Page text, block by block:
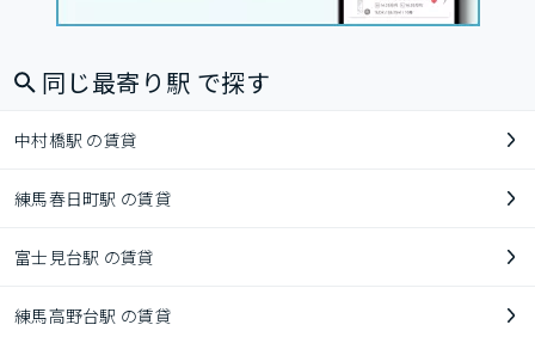
同じ最寄り駅 で探す
中村橋駅 の賃貸
練馬春日町駅 の賃貸
富士見台駅 の賃貸
練馬高野台駅 の賃貸